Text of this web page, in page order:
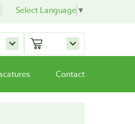
Select Language▼
Contact